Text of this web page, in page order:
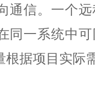
通信。一个
同一系统中
根据项目实际